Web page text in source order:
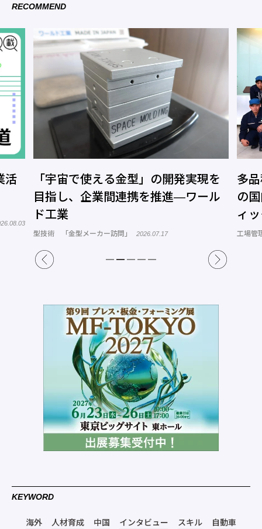
RECOMMEND
金型」の開発実現を
連携を推進―ワール
2026.07.17
多品種少量生産から量
の国内回帰を支える現
工場管理 連載「闘う！カイゼン戦士」
KEYWORD
海外 人材育成 中国 インタビュー スキル 自動車